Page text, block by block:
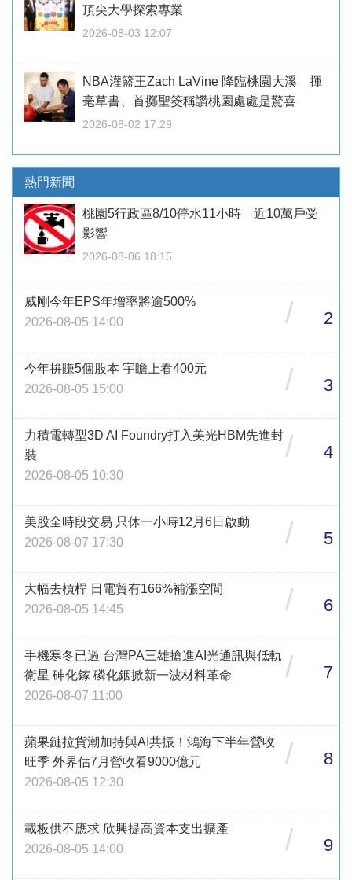
頂尖大學探索專業
2026-08-03 12:07
NBA灌籃王Zach LaVine 降臨桃園大溪 揮
毫草書、首擲聖筊稱讚桃園處處是驚喜
2026-08-02 17:29
熱門新聞
桃園5行政區8/10停水11小時 近10萬戶受
影響
2026-08-06 18:15
威剛今年EPS年增率將逾500%
2026-08-05 14:00
/ 2
今年拚賺5個股本 宇瞻上看400元
2026-08-05 15:00
/ 3
力積電轉型3D AI Foundry打入美光HBM先進封
裝
2026-08-05 10:30
/ 4
美股全時段交易 只休一小時12月6日啟動
2026-08-07 17:30
/ 5
大幅去槓桿 日電貿有166%補漲空間
2026-08-05 14:45
/ 6
手機寒冬已過 台灣PA三雄搶進AI光通訊與低軌
衛星 砷化鎵 磷化銦掀新一波材料革命
2026-08-07 11:00
/ 7
蘋果鏈拉貨潮加持與AI共振！鴻海下半年營收
旺季 外界估7月營收看9000億元
2026-08-05 12:30
/ 8
載板供不應求 欣興提高資本支出擴產
2026-08-05 14:00
/ 9